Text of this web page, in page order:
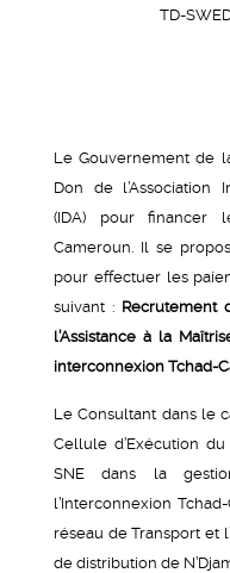
TD-
Le Gouvernement de
Don de l’Association
(IDA) pour financer
Cameroun. Il se
pour effectuer les
suivant : Recrutement
l’Assistance à la
interconnexion Tchad-
Le Consultant dans le
Cellule d’Exécution du
SNE dans la
l’Interconnexion
réseau de Transport et
de distribution de